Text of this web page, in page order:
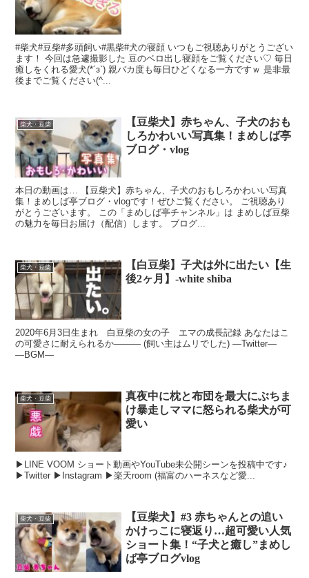
#柴犬#豆柴#多頭飼い#黒柴#犬の寝顔 いつもご視聴ありがとうござい
ます！ 今回は急遽撮影した 豆のベロ出し寝顔をご覧ください♡ 毎日
癒しをくれる愛犬(*´з`) 親バカ度も毎日ひどくなる一方ですｗ 是非最
後までご覧ください(^...
柴犬・豆柴
【豆柴犬】赤ちゃん、子犬のおも
しろかわいい写真集！まめしば亭
ブログ・vlog
本日の動画は… 【豆柴犬】赤ちゃん、子犬のおもしろかわいい写真
集！まめしば亭ブログ・vlogです！ぜひご覧ください。 ご視聴あり
がとうございます。 この「まめしば亭チャンネル」は まめしば豆柴
の魅力を毎日お届け（配信）します。 ブログ...
柴犬・豆柴
【白豆柴】子犬は外に出たい【生
後2ヶ月】-white shiba
2020年6月3日生まれ 白豆柴の女の子 エマの成長記録 あなたはこ
の可愛さに耐えられるか――― (飼い主はムリでした) ―Twitter―
―BGM―
柴犬・豆柴
真夜中に枕と布団を最大にぶちま
け暴走しママに怒られる柴犬が可
愛い
▶︎LINE VOOM ショート動画やYouTube未公開シーンを投稿中です♪
▶︎Twitter ▶︎Instagram ▶︎楽天room (福富のハーネスなど愛...
柴犬・豆柴
【豆柴犬】#3 赤ちゃんとの追い
かけっこに寝返り…超可愛い人気
ショート集！“子犬と癒し”まめし
ば亭ブログvlog